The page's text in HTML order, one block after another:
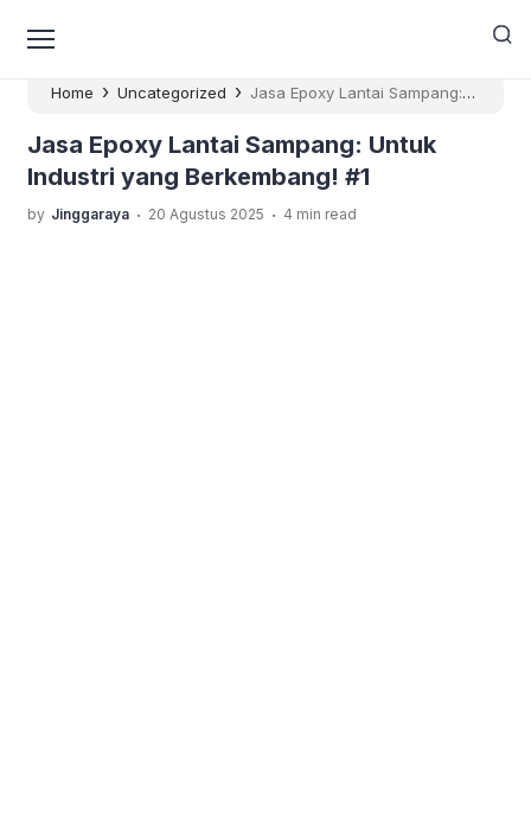
Home › Uncategorized › Jasa Epoxy Lantai Sampang:
Jasa Epoxy Lantai Sampang: Untuk
Industri yang Berkembang! #1
by Jinggaraya . 20 Agustus 2025 . 4 min read